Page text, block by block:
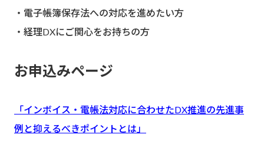
・電子帳簿保存法への対応を進めたい方
・経理DXにご関心をお持ちの方
お申込みページ
「インボイス・電帳法対応に合わせたDX推進の先進事
例と抑えるべきポイントとは」